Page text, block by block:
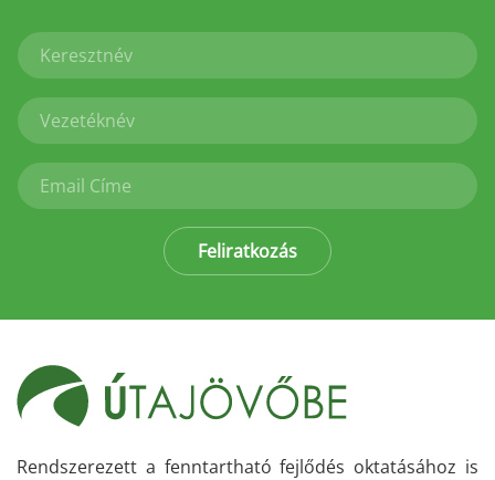
Feliratkozás
Rendszerezett a fenntartható fejlődés oktatásához is